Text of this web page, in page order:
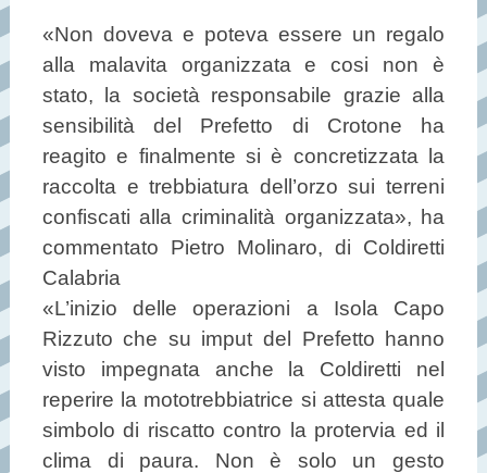
«Non doveva e poteva essere un regalo
alla malavita organizzata e cosi non è
stato, la società responsabile grazie alla
sensibilità del Prefetto di Crotone ha
reagito e finalmente si è concretizzata la
raccolta e trebbiatura dell’orzo sui terreni
confiscati alla criminalità organizzata», ha
commentato Pietro Molinaro, di Coldiretti
Calabria
«L’inizio delle operazioni a Isola Capo
Rizzuto che su imput del Prefetto hanno
visto impegnata anche la Coldiretti nel
reperire la mototrebbiatrice si attesta quale
simbolo di riscatto contro la protervia ed il
clima di paura. Non è solo un gesto